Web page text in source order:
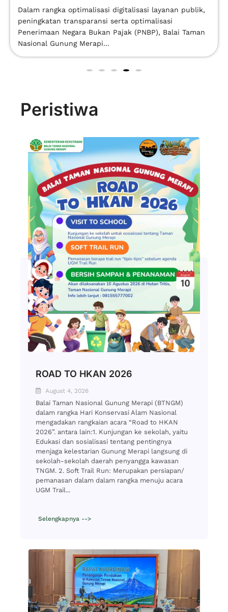
Dalam rangka optimalisasi digitalisasi layanan publik,
peningkatan transparansi serta optimalisasi
Penerimaan Negara Bukan Pajak (PNBP), Balai Taman
Nasional Gunung Merapi...
Peristiwa
ROAD TO HKAN 2026
August 4, 2026
Balai Taman Nasional Gunung Merapi (BTNGM)
dalam rangka Hari Konservasi Alam Nasional
mengadakan rangkaian acara “Road to HKAN
2026”. antara lain:1. Kunjungan ke sekolah, yaitu
Edukasi dan sosialisasi tentang pentingnya
menjaga kelestarian Gunung Merapi langsung di
sekolah-sekolah daerah penyangga kawasan
TNGM. 2. Soft Trail Run: Merupakan persiapan/
pemanasan dalam dalam rangka menuju acara
UGM Trail...
Selengkapnya -->